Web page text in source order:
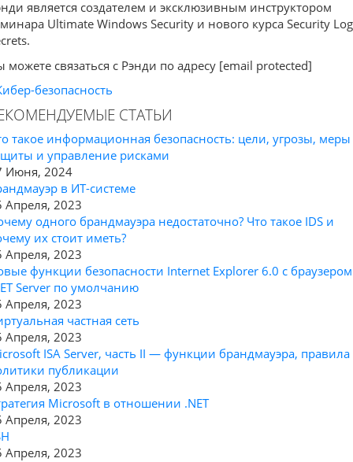
является создателем и эксклюзивным инструктором
Ultimate Windows Security и нового курса Security Log
можете связаться с Рэнди по адресу [email protected]
безопасность
СТАТЬИ
такое информационная безопасность: цели, угрозы, меры
и управление рисками
Июня, 2024
в ИТ-системе
Апреля, 2023
одного брандмауэра недостаточно? Что такое IDS и
их стоит иметь?
Апреля, 2023
функции безопасности Internet Explorer 6.0 с браузером
Server по умолчанию
Апреля, 2023
частная сеть
Апреля, 2023
ISA Server, часть II — функции брандмауэра, правила
публикации
Апреля, 2023
Microsoft в отношении .NET
Апреля, 2023
Апреля, 2023